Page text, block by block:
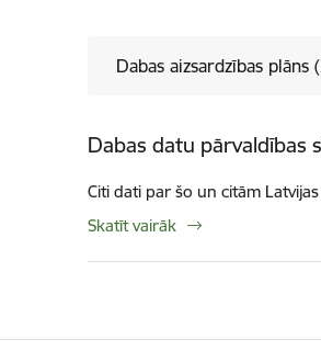
Dabas aizsardzības plāns
Dabas datu pārvaldības
Citi dati par šo un citām
Skatīt vairāk